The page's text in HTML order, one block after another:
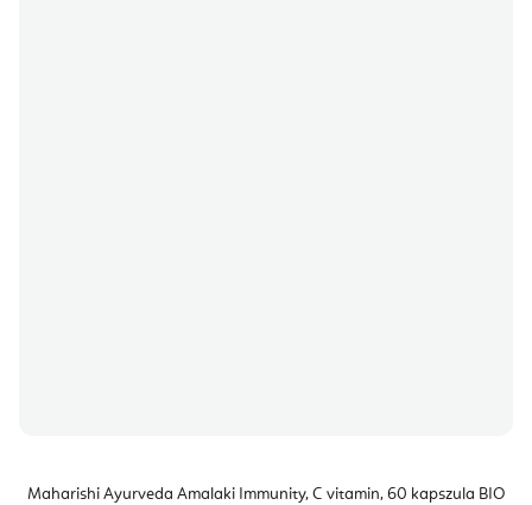
Maharishi Ayurveda Amalaki Immunity, C vitamin, 60 kapszula BIO